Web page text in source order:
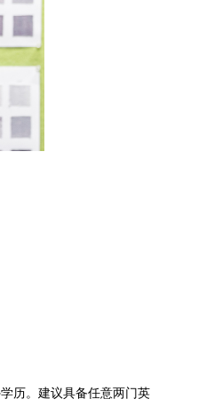
历。建议具备任意两门英